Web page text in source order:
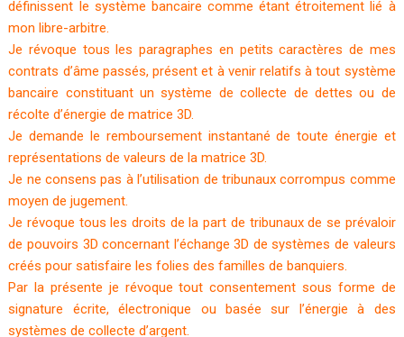
définissent le système bancaire comme étant étroitement lié à
mon libre-arbitre.
Je révoque tous les paragraphes en petits caractères de mes
contrats d’âme passés, présent et à venir relatifs à tout système
bancaire constituant un système de collecte de dettes ou de
récolte d’énergie de matrice 3D.
Je demande le remboursement instantané de toute énergie et
représentations de valeurs de la matrice 3D.
Je ne consens pas à l’utilisation de tribunaux corrompus comme
moyen de jugement.
Je révoque tous les droits de la part de tribunaux de se prévaloir
de pouvoirs 3D concernant l’échange 3D de systèmes de valeurs
créés pour satisfaire les folies des familles de banquiers.
Par la présente je révoque tout consentement sous forme de
signature écrite, électronique ou basée sur l’énergie à des
systèmes de collecte d’argent.